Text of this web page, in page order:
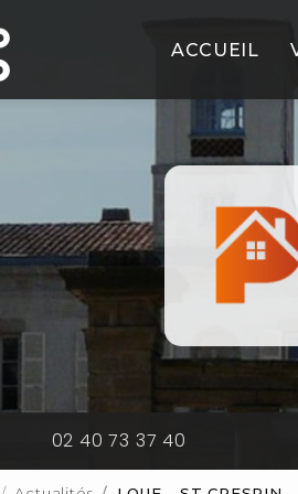
ACCUEIL
02 40 73 37 40